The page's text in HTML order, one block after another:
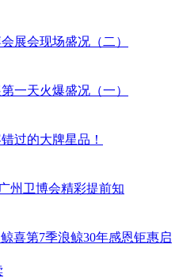
展会现场盛况（二）
一天火爆盛况（一）
过的大牌星品！
州卫博会精彩提前知
喜第7季浪鲸30年感恩钜惠启